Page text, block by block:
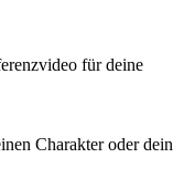
für deine
Charakter oder dein